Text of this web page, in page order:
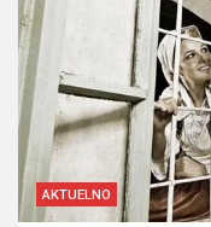
AKTUELNO